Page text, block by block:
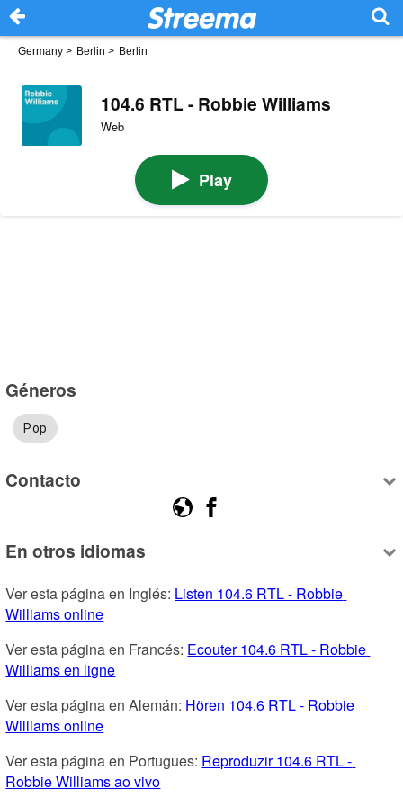
Germany > Berlin > Berlin
104.6 RTL - Robbie Williams
Web
Play
Géneros
Pop
Contacto
En otros idiomas
Ver esta página en Inglés: Listen 104.6 RTL - Robbie
Williams online
Ver esta página en Francés: Ecouter 104.6 RTL - Robbie
Williams en ligne
Ver esta página en Alemán: Hören 104.6 RTL - Robbie
Williams online
Ver esta página en Portugues: Reproduzir 104.6 RTL -
Robbie Williams ao vivo